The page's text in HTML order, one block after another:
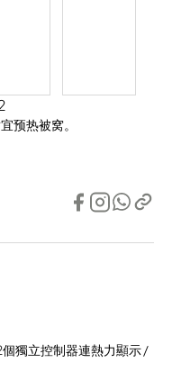
预热被窝。
獨立控制器連熱力顯示 /